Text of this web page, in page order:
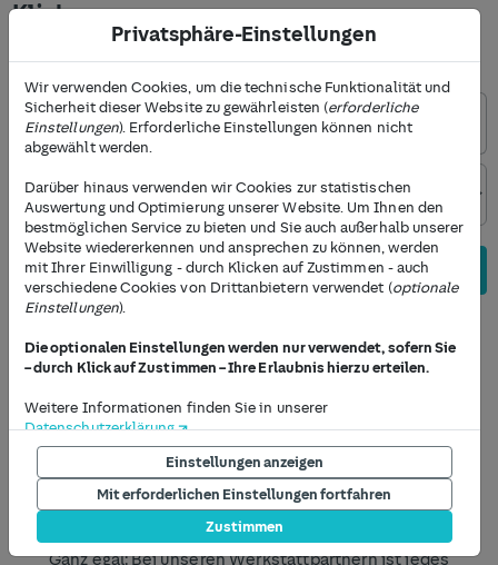
Privatsphäre-Einstellungen
Wir verwenden Cookies, um die technische Funktionalität und
Sicherheit dieser Website zu gewährleisten (erforderliche
Einstellungen). Erforderliche Einstellungen können nicht
abgewählt werden.
Darüber hinaus verwenden wir Cookies zur statistischen
Auswertung und Optimierung unserer Website. Um Ihnen den
bestmöglichen Service zu bieten und Sie auch außerhalb unserer
Website wiedererkennen und ansprechen zu können, werden
mit Ihrer Einwilligung - durch Klicken auf Zustimmen - auch
verschiedene Cookies von Drittanbietern verwendet (optionale
Einstellungen).
Die optionalen Einstellungen werden nur verwendet, sofern Sie
– durch Klick auf Zustimmen – Ihre Erlaubnis hierzu erteilen.
Weitere Informationen finden Sie in unserer
Datenschutzerklärung
.
Die Möglichkeit, Ihre Einstellungen jederzeit anzupassen, finden
Sie am Ende jeder Seite unter dem Punkt "Privatsphäre
Einstellungen". Um Einstellungen jetzt vorzunehmen, drücken
Sie auf den Button "Einstellungen anzeigen" unterhalb dieses
Textes.
Einstellungen anzeigen
Mit erforderlichen Einstellungen fortfahren
Zustimmen
Klicks.
Nenne uns Deinen Standort und den gewünschten Service,
Weiter zu den Servicedetails
Deine Vorteile beim HUK-Autoservice
HUK-Kunde oder nicht?
Ganz egal: Bei unseren Werkstattpartnern ist jedes